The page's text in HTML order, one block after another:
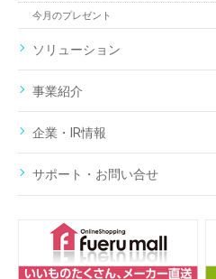
今月のプレゼント
ソリューション
事業紹介
企業・IR情報
サポート・お問い合せ